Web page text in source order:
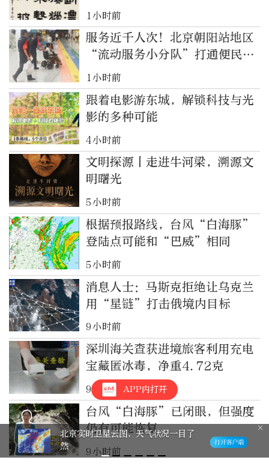
1小时前
服务近千人次！北京朝阳站地区
“流动服务小分队”打通便民服
务“最后一米”
1小时前
跟着电影游东城，解锁科技与光
影的多种可能
4小时前
文明探源丨走进牛河梁，溯源文
明曙光
5小时前
根据预报路线，台风“白海豚”
登陆点可能和“巴威”相同
5小时前
消息人士：马斯克拒绝让乌克兰
用“星链”打击俄境内目标
9小时前
深圳海关查获进境旅客利用充电
宝藏匿冰毒，净重4.72克
9小时前
台风“白海豚”已闭眼，但强度
仍有可能恢复
9小时前
APP内打开
北京实时卫星云图，天气状况一目了
然